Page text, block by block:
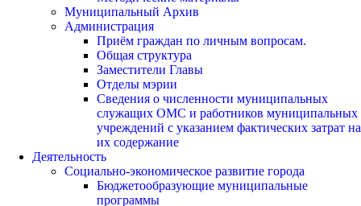
Муниципальный Архив
Администрация
Приём граждан по личным вопросам.
Общая структура
Заместители Главы
Отделы мэрии
Сведения о численности муниципальных
служащих ОМС и работников муниципальных
учреждений с указанием фактических затрат на
их содержание
Деятельность
Социально-экономическое развитие города
Бюджетообразующие муниципальные
программы